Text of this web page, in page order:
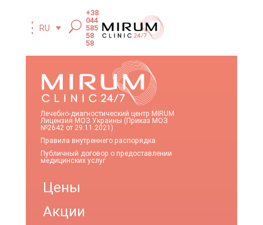
RU
+38
044
585
58
58
Лечебно-диагностический центр MIRUM
Лицензия МОЗ Украины (Приказ МОЗ
№2642 от 29.11.2021)
Правила внутреннего распорядка
Публичный договор о предоставлении
медицинских услуг
Цены
Акции